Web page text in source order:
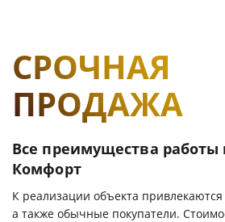
СРОЧНАЯ
ПРОДАЖА
Все преимущества работы
Комфорт
К реализации объекта
а также обычные покупатели.